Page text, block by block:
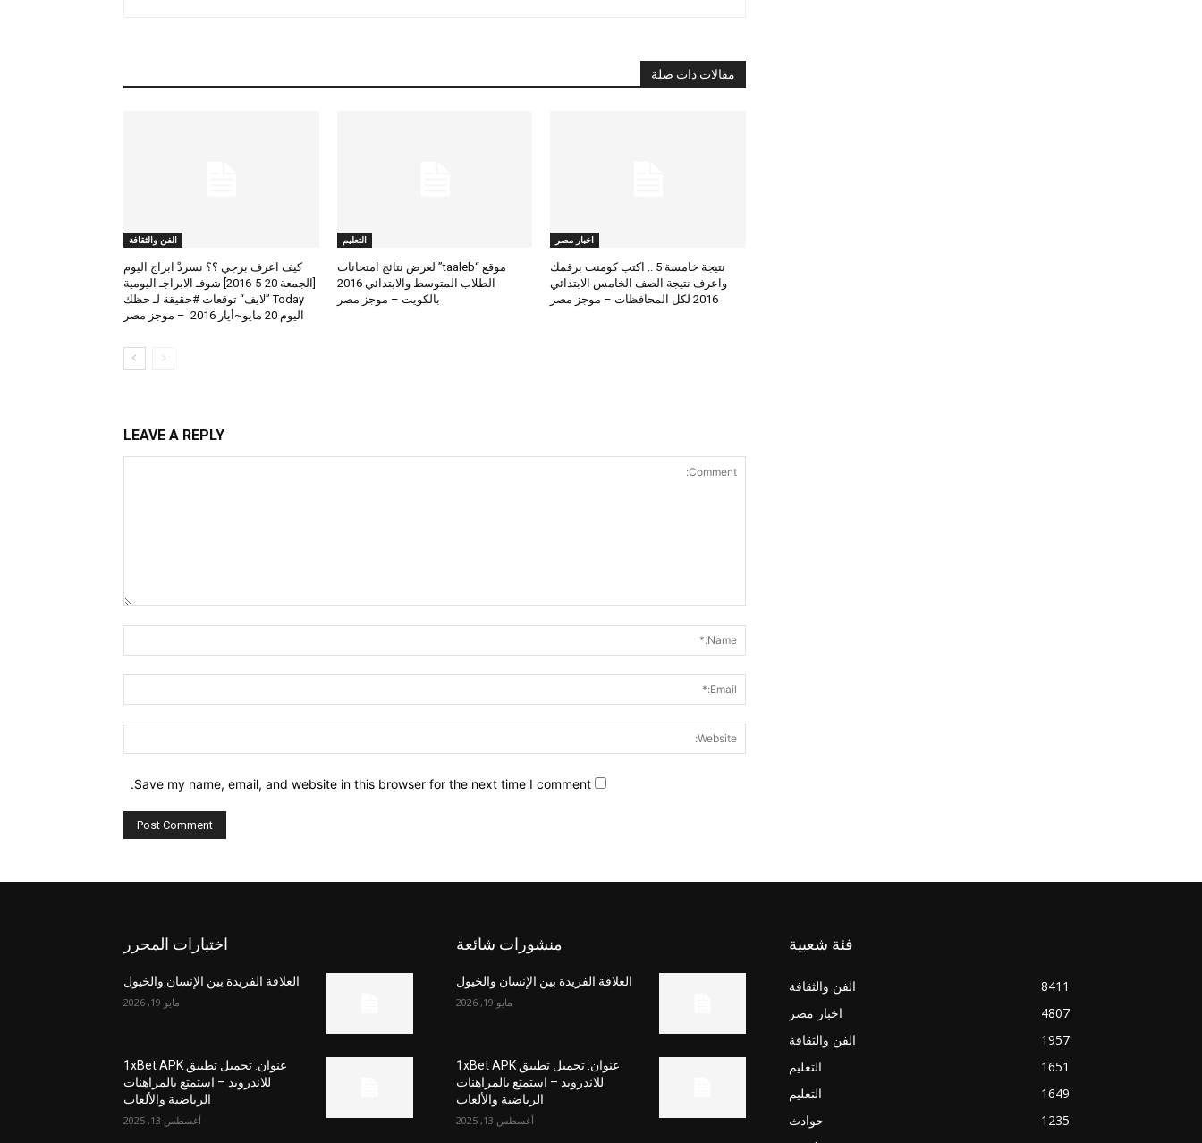
مقالات ذات صلة
اخبار مصر
نتيجة خامسة 5 .. اكتب كومنت برقمك
واعرف نتيجة الصف الخامس الابتدائي
2016 لكل المحافظات – موجز مصر
التعليم
موقع “taaleb” لعرض نتائج امتحانات
الطلاب المتوسط والابتدائي 2016
بالكويت – موجز مصر
الفن والثقافة
كيف اعرف برجي ؟؟ نسردْ ابراج اليوم
[الجمعة 20-5-2016] شوفـ الابراجـ اليومية
Today ”لايف“ توقعات #حقيقة لـ حظك
اليوم 20 مايو~أيار 2016 – موجز مصر
LEAVE A REPLY
Save my name, email, and website in this browser for the next time I comment.
اختيارات المحرر
العلاقة الفريدة بين الإنسان والخيول
مايو 19, 2026
عنوان: تحميل تطبيق 1xBet APK
للاندرويد – استمتع بالمراهنات
الرياضية والألعاب
أغسطس 13, 2025
منشورات شائعة
العلاقة الفريدة بين الإنسان والخيول
مايو 19, 2026
عنوان: تحميل تطبيق 1xBet APK
للاندرويد – استمتع بالمراهنات
الرياضية والألعاب
أغسطس 13, 2025
فئة شعبية
الفن والثقافة
8411
اخبار مصر
4807
الفن والثقافة
1957
التعليم
1651
التعليم
1649
حوادث
1235